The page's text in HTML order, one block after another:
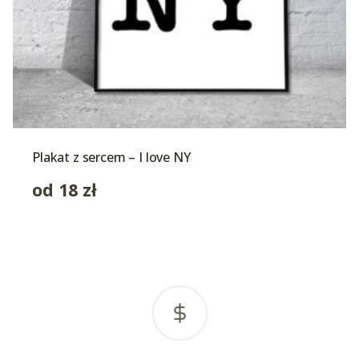
Plakat z sercem – I love NY
od 18 zł